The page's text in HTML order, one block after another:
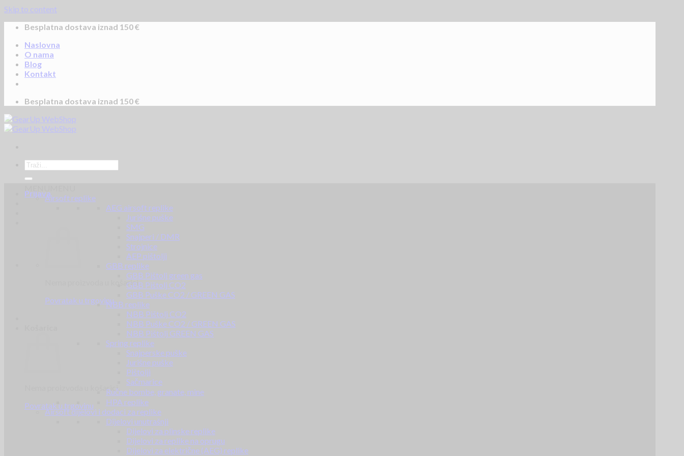
Skip to content
Besplatna dostava iznad 150 €
Naslovna
O nama
Blog
Kontakt
Besplatna dostava iznad 150 €
Prijava
Nema proizvoda u košarici.
Povratak u trgovinu
Nema proizvoda u košarici.
Povratak u trgovinu
Airsoft replike
AEG airsoft replike
Jurišne puške
SMG
Snajperi / DMR
Strojnice
AEP pištolji
GBB replike
GBB Pištolj green gas
GBB Pištolj CO2
GBB Puške CO2 / GREEN GAS
NBB replike
NBB Pištolj CO2
NBB Puške CO2 / GREEN GAS
NBB Pištolj GREEN GAS
Spring replike
Snajperske puške
Jurišne puške
Pištolji
Sačmarice
Ručne bombe, granate, mine
HPA replike
Airsoft dijelovi i dodaci za replike
Dijelovi unutrašnji
Dijelovi za plinske replike
Dijelovi za replike na oprugu
Dijelovi za električne (AEG) replike